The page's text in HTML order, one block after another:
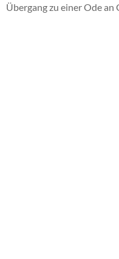
Übergang zu einer Ode an